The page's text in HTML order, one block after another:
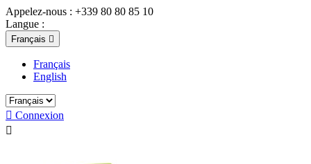
Appelez-nous : +339 80 80 85 10
Langue :
Français 
Français
English
 Connexion
